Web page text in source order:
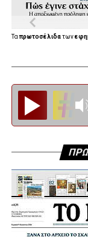
Ταπρωτοσέλιδατων